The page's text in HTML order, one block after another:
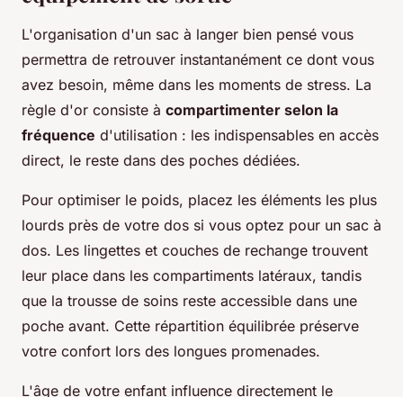
L'organisation d'un sac à langer bien pensé vous
permettra de retrouver instantanément ce dont vous
avez besoin, même dans les moments de stress. La
règle d'or consiste à compartimenter selon la
fréquence d'utilisation : les indispensables en accès
direct, le reste dans des poches dédiées.
Pour optimiser le poids, placez les éléments les plus
lourds près de votre dos si vous optez pour un sac à
dos. Les lingettes et couches de rechange trouvent
leur place dans les compartiments latéraux, tandis
que la trousse de soins reste accessible dans une
poche avant. Cette répartition équilibrée préserve
votre confort lors des longues promenades.
L'âge de votre enfant influence directement le